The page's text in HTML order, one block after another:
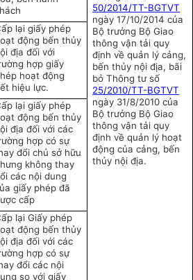
50/2014/TT-BGTVT
ngày 17/10/2014 của
Bộ trưởng Bộ Giao
thông vận tải quy
định về quản lý cảng,
bến thủy nội địa, bãi
bỏ Thông tư số
25/2010/TT-BGTVT
ngày 31/8/2010 của
Bộ trưởng Bộ Giao
thông vận tải quy
định về quản lý hoạt
động của cảng, bến
thủy nội địa.
lại giấy phép
động bến thủy
địa đối với
hợp giấy
hoạt động
hiệu lực.
lại giấy phép
động bến thủy
địa đối với các
hợp có sự
đổi chủ sở hữu
không thay
các nội dung
giấy phép đã
cấp
lại Giấy phép
động bến thủy
địa đối với các
hợp có sự
đổi các nội
so với giấy